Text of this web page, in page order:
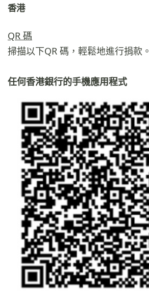
香港
QR 碼
掃描以下QR 碼，輕鬆地進行捐款。
任何香港銀行的手機應用程式